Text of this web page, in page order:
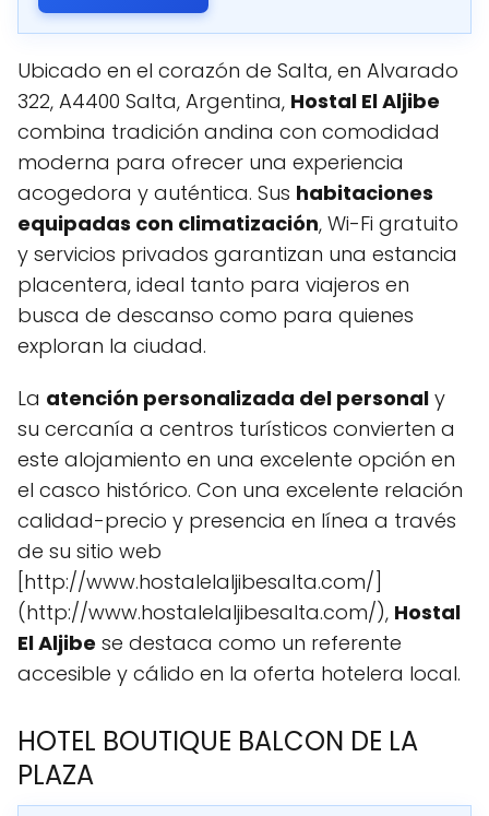
Ubicado en el corazón de Salta, en Alvarado
322, A4400 Salta, Argentina, Hostal El Aljibe
combina tradición andina con comodidad
moderna para ofrecer una experiencia
acogedora y auténtica. Sus habitaciones
equipadas con climatización, Wi-Fi gratuito
y servicios privados garantizan una estancia
placentera, ideal tanto para viajeros en
busca de descanso como para quienes
exploran la ciudad.
La atención personalizada del personal y
su cercanía a centros turísticos convierten a
este alojamiento en una excelente opción en
el casco histórico. Con una excelente relación
calidad-precio y presencia en línea a través
de su sitio web
[http://www.hostalelaljibesalta.com/]
(http://www.hostalelaljibesalta.com/), Hostal
El Aljibe se destaca como un referente
accesible y cálido en la oferta hotelera local.
HOTEL BOUTIQUE BALCON DE LA
PLAZA